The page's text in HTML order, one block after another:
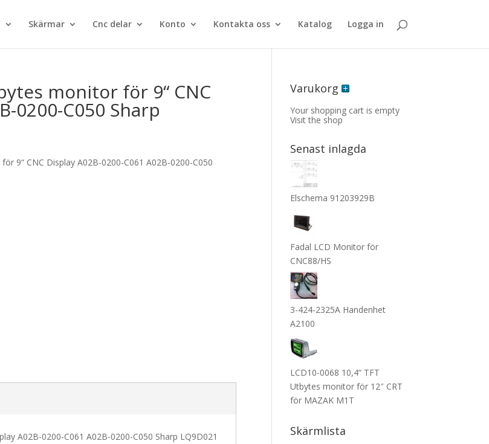
Skärmar Cnc delar Konto Kontakta oss Katalog Logga in
monitor för 9“ CNC
0200-C050 Sharp
9“ CNC Display A02B-0200-C061 A02B-0200-C050
A02B-0200-C061 A02B-0200-C050 Sharp LQ9D021
Varukorg
Your shopping cart is empty
Visit the shop
Senast inlagda
Elschema 91203929B
Fadal LCD Monitor för
CNC88/HS
3-424-2325A Handenhet
A2100
LCD10-0068 10,4“ TFT
Utbytes monitor för 12″ CRT
för MAZAK M1T
Skärmlista